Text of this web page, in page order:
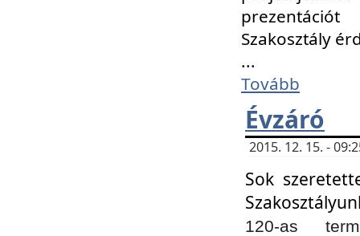
Szakosztály
...
Tovább
Évzáró
2015. 12. 15. -
Sok
120-as